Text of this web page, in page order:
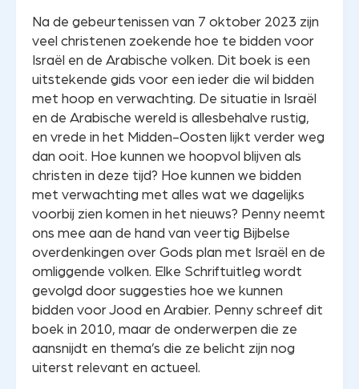
Na de gebeurtenissen van 7 oktober 2023 zijn
veel christenen zoekende hoe te bidden voor
Israël en de Arabische volken. Dit boek is een
uitstekende gids voor een ieder die wil bidden
met hoop en verwachting. De situatie in Israël
en de Arabische wereld is allesbehalve rustig,
en vrede in het Midden-Oosten lijkt verder weg
dan ooit. Hoe kunnen we hoopvol blijven als
christen in deze tijd? Hoe kunnen we bidden
met verwachting met alles wat we dagelijks
voorbij zien komen in het nieuws? Penny neemt
ons mee aan de hand van veertig Bijbelse
overdenkingen over Gods plan met Israël en de
omliggende volken. Elke Schriftuitleg wordt
gevolgd door suggesties hoe we kunnen
bidden voor Jood en Arabier. Penny schreef dit
boek in 2010, maar de onderwerpen die ze
aansnijdt en thema’s die ze belicht zijn nog
uiterst relevant en actueel.